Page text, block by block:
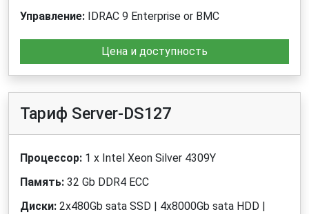
Управление: IDRAC 9 Enterprise or BMC
Цена и доступность
Тариф Server-DS127
Процессор: 1 x Intel Xeon Silver 4309Y
Память: 32 Gb DDR4 ECC
Диски: 2x480Gb sata SSD | 4x8000Gb sata HDD |